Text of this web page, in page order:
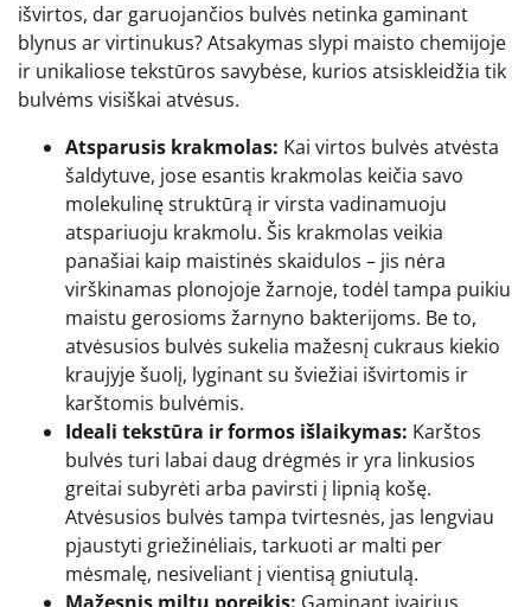
išvirtos, dar garuojančios bulvės netinka gaminant
blynus ar virtinukus? Atsakymas slypi maisto chemijoje
ir unikaliose tekstūros savybėse, kurios atsiskleidžia tik
bulvėms visiškai atvėsus.
Atsparusis krakmolas: Kai virtos bulvės atvėsta
šaldytuve, jose esantis krakmolas keičia savo
molekulinę struktūrą ir virsta vadinamuoju
atspariuoju krakmolu. Šis krakmolas veikia
panašiai kaip maistinės skaidulos – jis nėra
virškinamas plonojoje žarnoje, todėl tampa puikiu
maistu gerosioms žarnyno bakterijoms. Be to,
atvėsusios bulvės sukelia mažesnį cukraus kiekio
kraujyje šuolį, lyginant su šviežiai išvirtomis ir
karštomis bulvėmis.
Ideali tekstūra ir formos išlaikymas: Karštos
bulvės turi labai daug drėgmės ir yra linkusios
greitai subyrėti arba pavirsti į lipnią košę.
Atvėsusios bulvės tampa tvirtesnės, jas lengviau
pjaustyti griežinėliais, tarkuoti ar malti per
mėsmalę, nesiveliant į vientisą gniutulą.